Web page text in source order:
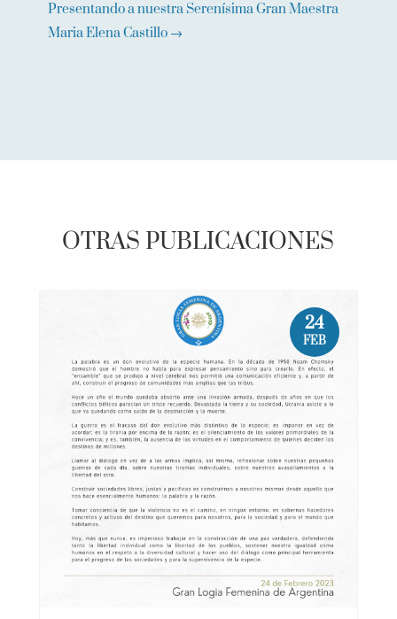
Presentando a nuestra Serenísima Gran Maestra
Maria Elena Castillo→
OTRAS PUBLICACIONES
24
FEB